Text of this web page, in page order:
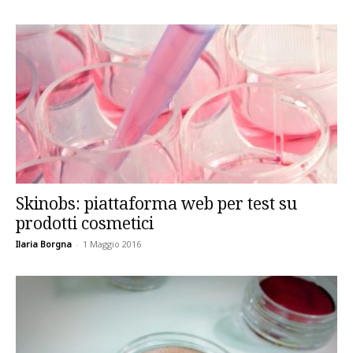
Skinobs: piattaforma web per test su
prodotti cosmetici
Ilaria Borgna - 1 Maggio 2016